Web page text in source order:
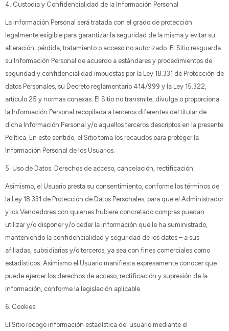
4. Custodia y Confidencialidad de la Información Personal
La Información Personal será tratada con el grado de protección
legalmente exigible para garantizar la seguridad de la misma y evitar su
alteración, pérdida, tratamiento o acceso no autorizado. El Sitio resguarda
su Información Personal de acuerdo a estándares y procedimientos de
seguridad y confidencialidad impuestas por la Ley 18.331 de Protección de
datos Personales, su Decreto reglamentario 414/999 y la Ley 15.322,
artículo 25 y normas conexas. El Sitio no transmite, divulga o proporciona
la Información Personal recopilada a terceros diferentes del titular de
dicha Información Personal y/o aquellos terceros descriptos en la presente
Política. En este sentido, el Sitio toma los recaudos para proteger la
Información Personal de los Usuarios.
5. Uso de Datos. Derechos de acceso, cancelación, rectificación.
Asimismo, el Usuario presta su consentimiento, conforme los términos de
la Ley 18.331 de Protección de Datos Personales, para que el Administrador
y los Vendedores con quienes hubiere concretado compras puedan
utilizar y/o disponer y/o ceder la información que le ha suministrado,
manteniendo la confidencialidad y seguridad de los datos – a sus
afiliadas, subsidiarias y/o terceros, ya sea con fines comerciales como
estadísticos. Asimismo el Usuario manifiesta expresamente conocer que
puede ejercer los derechos de acceso, rectificación y supresión de la
información, conforme la legislación aplicable.
6. Cookies
El Sitio recoge información estadística del usuario mediante el